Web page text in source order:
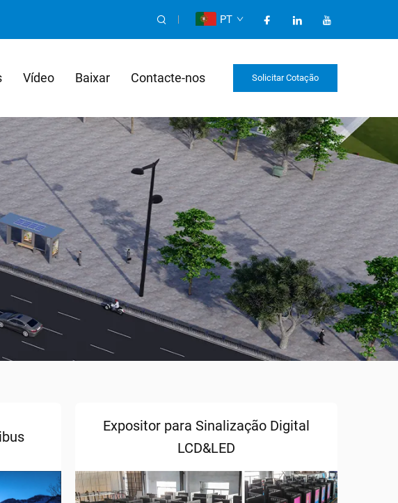
PT
Vídeo Baixar Contacte-nos Solicitar Cotação
Expositor para Sinalização Digital
LCD&LED